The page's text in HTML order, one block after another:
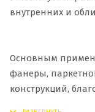
внутренних и
Основным
фанеры,
конструкций,